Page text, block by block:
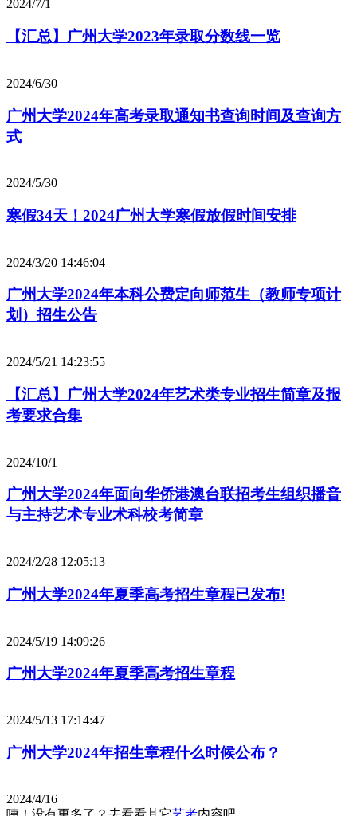
2024/7/1
【汇总】广州大学2023年录取分数线一览
2024/6/30
广州大学2024年高考录取通知书查询时间及查询方
式
2024/5/30
寒假34天！2024广州大学寒假放假时间安排
2024/3/20 14:46:04
广州大学2024年本科公费定向师范生（教师专项计
划）招生公告
2024/5/21 14:23:55
【汇总】广州大学2024年艺术类专业招生简章及报
考要求合集
2024/10/1
广州大学2024年面向华侨港澳台联招考生组织播音
与主持艺术专业术科校考简章
2024/2/28 12:05:13
广州大学2024年夏季高考招生章程已发布!
2024/5/19 14:09:26
广州大学2024年夏季高考招生章程
2024/5/13 17:14:47
广州大学2024年招生章程什么时候公布？
2024/4/16